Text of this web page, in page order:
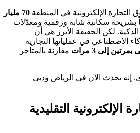
الإلكترونية في المنطقة
70 مليار
مدفوعاً بشريحة سكانية شابة ورقمية ومعدّلات
لكن الحقيقة الأبرز هي أن
الاصطناعي في عملياتها التجارية
إلى 3 مرات
مقارنة بالمتاجر
يحدث الآن في الرياض ودبي
الإلكترونية التقليدية